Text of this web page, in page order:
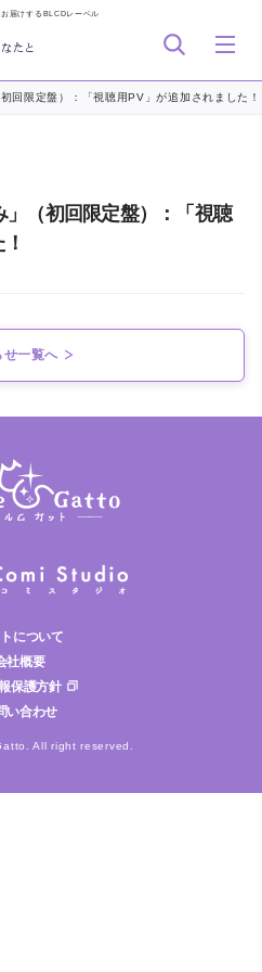
届けするBLCDレーベル
たと
回限定盤）：「視聴用PV」が追加されました！
」（初回限定盤）：「視聴
せ一覧へ
について
社概要
保護方針
い合わせ
All right reserved.